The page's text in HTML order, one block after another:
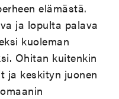
elämästä.
ja lopulta palava
kuoleman
Ohitan kuitenkin
ja keskityn juonen